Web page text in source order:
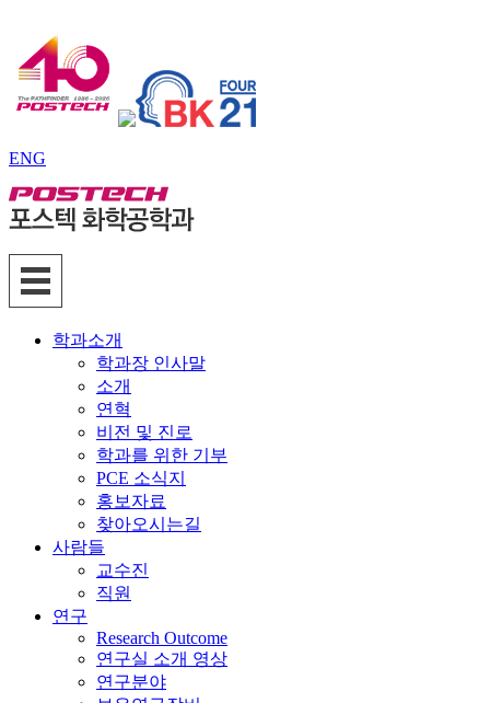
ENG
학과소개
학과장 인사말
소개
연혁
비전 및 진로
학과를 위한 기부
PCE 소식지
홍보자료
찾아오시는길
사람들
교수진
직원
연구
Research Outcome
연구실 소개 영상
연구분야